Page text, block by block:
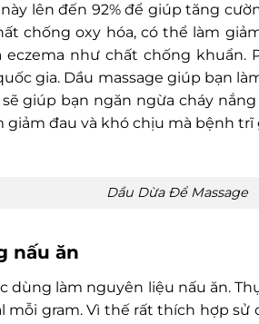
lên đến 92% để giúp tăng
chống oxy hóa, có thể làm
eczema như chất chống khuẩn.
gia. Dầu massage giúp bạn
giúp bạn ngăn ngừa cháy
giảm đau và khó chịu mà bệnh trĩ
Dầu Dừa Để Massage
nấu ăn
dùng làm nguyên liệu nấu ăn.
mỗi gram. Vì thế rất thích hợp